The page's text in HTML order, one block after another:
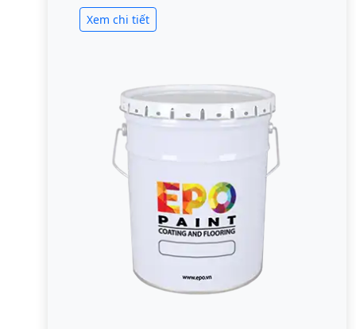
Xem chi tiết